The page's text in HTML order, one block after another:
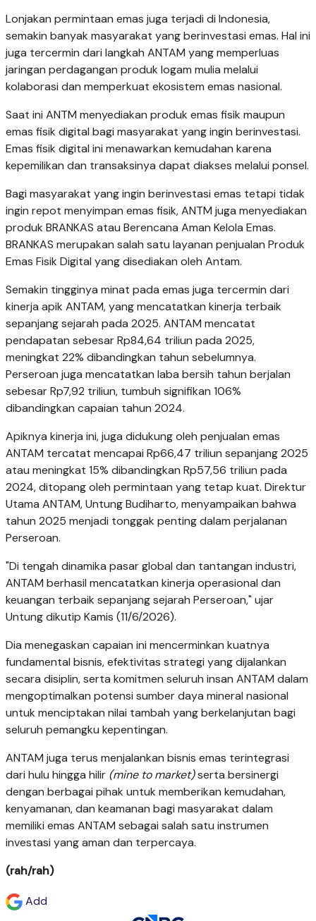
Lonjakan permintaan emas juga terjadi di Indonesia,
semakin banyak masyarakat yang berinvestasi emas. Hal ini
juga tercermin dari langkah ANTAM yang memperluas
jaringan perdagangan produk logam mulia melalui
kolaborasi dan memperkuat ekosistem emas nasional.
Saat ini ANTM menyediakan produk emas fisik maupun
emas fisik digital bagi masyarakat yang ingin berinvestasi.
Emas fisik digital ini menawarkan kemudahan karena
kepemilikan dan transaksinya dapat diakses melalui ponsel.
Bagi masyarakat yang ingin berinvestasi emas tetapi tidak
ingin repot menyimpan emas fisik, ANTM juga menyediakan
produk BRANKAS atau Berencana Aman Kelola Emas.
BRANKAS merupakan salah satu layanan penjualan Produk
Emas Fisik Digital yang disediakan oleh Antam.
Semakin tingginya minat pada emas juga tercermin dari
kinerja apik ANTAM, yang mencatatkan kinerja terbaik
sepanjang sejarah pada 2025. ANTAM mencatat
pendapatan sebesar Rp84,64 triliun pada 2025,
meningkat 22% dibandingkan tahun sebelumnya.
Perseroan juga mencatatkan laba bersih tahun berjalan
sebesar Rp7,92 triliun, tumbuh signifikan 106%
dibandingkan capaian tahun 2024.
Apiknya kinerja ini, juga didukung oleh penjualan emas
ANTAM tercatat mencapai Rp66,47 triliun sepanjang 2025
atau meningkat 15% dibandingkan Rp57,56 triliun pada
2024, ditopang oleh permintaan yang tetap kuat. Direktur
Utama ANTAM, Untung Budiharto, menyampaikan bahwa
tahun 2025 menjadi tonggak penting dalam perjalanan
Perseroan.
"Di tengah dinamika pasar global dan tantangan industri,
ANTAM berhasil mencatatkan kinerja operasional dan
keuangan terbaik sepanjang sejarah Perseroan," ujar
Untung dikutip Kamis (11/6/2026).
Dia menegaskan capaian ini mencerminkan kuatnya
fundamental bisnis, efektivitas strategi yang dijalankan
secara disiplin, serta komitmen seluruh insan ANTAM dalam
mengoptimalkan potensi sumber daya mineral nasional
untuk menciptakan nilai tambah yang berkelanjutan bagi
seluruh pemangku kepentingan.
ANTAM juga terus menjalankan bisnis emas terintegrasi
dari hulu hingga hilir (mine to market)serta bersinergi
dengan berbagai pihak untuk memberikan kemudahan,
kenyamanan, dan keamanan bagi masyarakat dalam
memiliki emas ANTAM sebagai salah satu instrumen
investasi yang aman dan terpercaya.
(rah/rah)
Add